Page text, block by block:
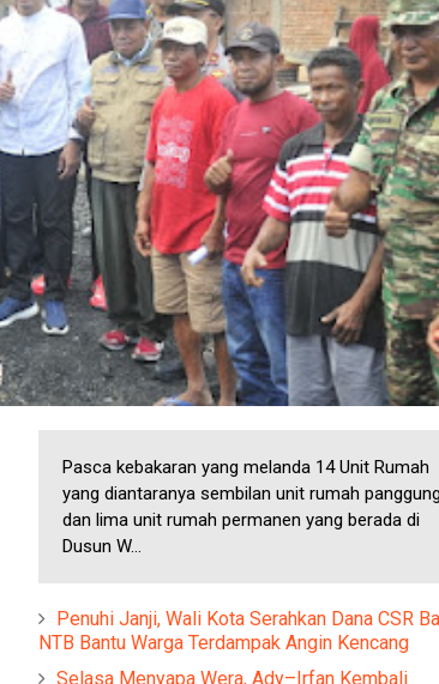
Pasca kebakaran yang melanda 14 Unit Rumah
yang diantaranya sembilan unit rumah panggung
dan lima unit rumah permanen yang berada di
Dusun W...
Penuhi Janji, Wali Kota Serahkan Dana CSR
NTB Bantu Warga Terdampak Angin Kencang
Selasa Menyapa Wera, Ady–Irfan Kembali